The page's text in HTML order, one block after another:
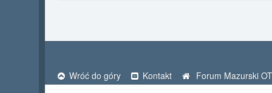
Wróć do góry Kontakt
Forum Mazurski